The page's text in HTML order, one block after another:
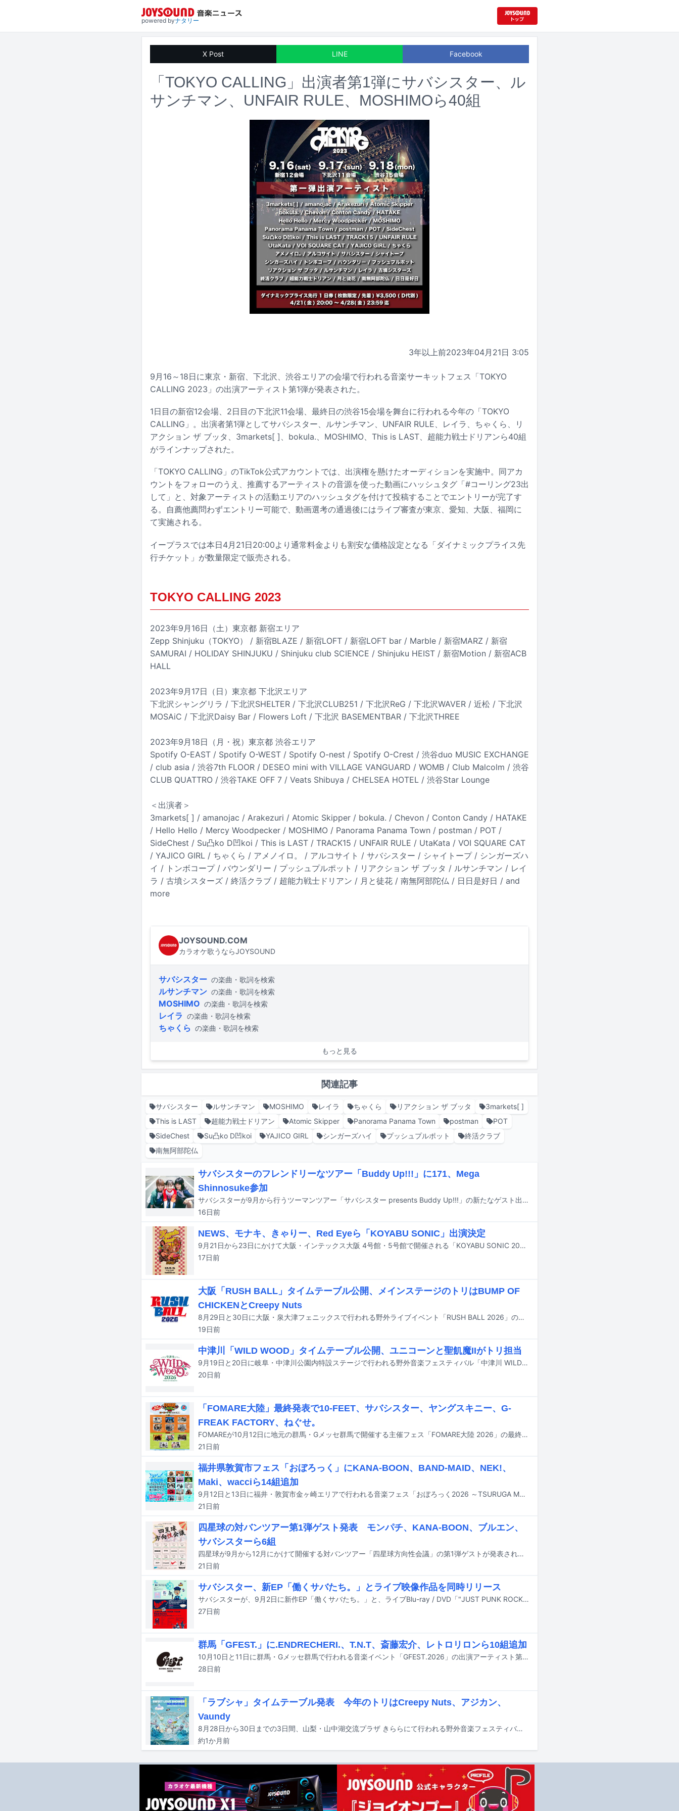
powered byナタリー
X Post LINE Facebook
「TOKYO CALLING」出演者第1弾にサバシスター、ル
サンチマン、UNFAIR RULE、MOSHIMOら40組
3年以上前2023年04月21日 3:05
9月16～18日に東京・新宿、下北沢、渋谷エリアの会場で行われる音楽サーキットフェス「TOKYO
CALLING 2023」の出演アーティスト第1弾が発表された。
1日目の新宿12会場、2日目の下北沢11会場、最終日の渋谷15会場を舞台に行われる今年の「TOKYO
CALLING」。出演者第1弾としてサバシスター、ルサンチマン、UNFAIR RULE、レイラ、ちゃくら、リ
アクション ザ ブッタ、3markets[ ]、bokula.、MOSHIMO、This is LAST、超能力戦士ドリアンら40組
がラインナップされた。
「TOKYO CALLING」のTikTok公式アカウント では、出演権を懸けたオーディションを実施中。同アカ
ウントをフォローのうえ、推薦するアーティストの音源を使った動画にハッシュタグ「#コーリング23出
して」と、対象アーティストの活動エリアのハッシュタグを付けて投稿することでエントリーが完了す
る。自薦他薦問わずエントリー可能で、動画選考の通過後にはライブ審査が東京、愛知、大阪、福岡に
て実施される。
イープラスでは本日4月21日20:00より通常料金よりも割安な価格設定となる「ダイナミックプライス先
行チケット」が数量限定で販売される。
TOKYO CALLING 2023
2023年9月16日（土）東京都 新宿エリア
Zepp Shinjuku（TOKYO） / 新宿BLAZE / 新宿LOFT / 新宿LOFT bar / Marble / 新宿MARZ / 新宿
SAMURAI / HOLIDAY SHINJUKU / Shinjuku club SCIENCE / Shinjuku HEIST / 新宿Motion / 新宿ACB
HALL
2023年9月17日（日）東京都 下北沢エリア
下北沢シャングリラ / 下北沢SHELTER / 下北沢CLUB251 / 下北沢ReG / 下北沢WAVER / 近松 / 下北沢
MOSAiC / 下北沢Daisy Bar / Flowers Loft / 下北沢 BASEMENTBAR / 下北沢THREE
2023年9月18日（月・祝）東京都 渋谷エリア
Spotify O-EAST / Spotify O-WEST / Spotify O-nest / Spotify O-Crest / 渋谷duo MUSIC EXCHANGE
/ club asia / 渋谷7th FLOOR / DESEO mini with VILLAGE VANGUARD / WOMB / Club Malcolm / 渋谷
CLUB QUATTRO / 渋谷TAKE OFF 7 / Veats Shibuya / CHELSEA HOTEL / 渋谷Star Lounge
＜出演者＞
3markets[ ] / amanojac / Arakezuri / Atomic Skipper / bokula. / Chevon / Conton Candy / HATAKE
/ Hello Hello / Mercy Woodpecker / MOSHIMO / Panorama Panama Town / postman / POT /
SideChest / Su凸ko D凹koi / This is LAST / TRACK15 / UNFAIR RULE / UtaKata / VOI SQUARE CAT
/ YAJICO GIRL / ちゃくら / アメノイロ。 / アルコサイト / サバシスター / シャイトープ / シンガーズハ
イ / トンボコープ / バウンダリー / プッシュプルポット / リアクション ザ ブッタ / ルサンチマン / レイ
ラ / 古墳シスターズ / 終活クラブ / 超能力戦士ドリアン / 月と徒花 / 南無阿部陀仏 / 日日是好日 / and
more
JOYSOUND.COM
カラオケ歌うならJOYSOUND
サバシスター の楽曲・歌詞を検索
ルサンチマン の楽曲・歌詞を検索
MOSHIMO の楽曲・歌詞を検索
レイラ の楽曲・歌詞を検索
ちゃくら の楽曲・歌詞を検索
もっと見る
関連記事
サバシスター ルサンチマン MOSHIMO レイラ ちゃくら リアクション ザ ブッタ
3markets[ ]
This is LAST
超能力戦士ドリアン Atomic Skipper Panorama Panama Town postman
POT
SideChest
Su凸ko D凹koi YAJICO GIRL シンガーズハイ プッシュプルポット
終活クラブ
南無阿部陀仏
サバシスターのフレンドリーなツアー「Buddy Up!!!」に171、Mega
Shinnosuke参加
サバシスターが9月から行うツーマンツアー「サバシスター presents Buddy Up!!!」の新たなゲスト出演者が発表された。
16日前
NEWS、モナキ、きゃりー、Red Eyeら「KOYABU SONIC」出演決定
9月21日から23日にかけて大阪・インテックス大阪 4号館・5号館で開催される「KOYABU SONIC 2026」の追加出演者が発表された。
17日前
大阪「RUSH BALL」タイムテーブル公開、メインステージのトリはBUMP OF
CHICKENとCreepy Nuts
8月29日と30日に大阪・泉大津フェニックスで行われる野外ライブイベント「RUSH BALL 2026」のタイムテーブルが公開された。
19日前
中津川「WILD WOOD」タイムテーブル公開、ユニコーンと聖飢魔IIがトリ担当
9月19日と20日に岐阜・中津川公園内特設ステージで行われる野外音楽フェスティバル「中津川 WILD WOOD 2026」のタイムテーブルが公開された。
20日前
「FOMARE大陸」最終発表で10-FEET、サバシスター、ヤングスキニー、G-
FREAK FACTORY、ねぐせ。
FOMAREが10月12日に地元の群馬・Gメッセ群馬で開催する主催フェス「FOMARE大陸 2026」の最終出演アーティストが発表された。
21日前
福井県敦賀市フェス「おぼろっく」にKANA-BOON、BAND-MAID、NEK!、
Maki、wacciら14組追加
9月12日と13日に福井・敦賀市金ヶ崎エリアで行われる音楽フェス「おぼろっく2026 ～TSURUGA MUSIC FESTIVAL～」の最終出演アーティストと日割りが発表された。
21日前
四星球の対バンツアー第1弾ゲスト発表 モンパチ、KANA-BOON、ブルエン、
サバシスターら6組
四星球が9月から12月にかけて開催する対バンツアー「四星球方向性会議」の第1弾ゲストが発表された。
21日前
サバシスター、新EP「働くサバたち。」とライブ映像作品を同時リリース
サバシスターが、9月2日に新作EP「働くサバたち。」と、ライブBlu-ray / DVD「"JUST PUNK ROCK TOUR" Final Series 2026.04.03 at Zepp DiverCity」を2作同時リリースすることを発表した。
27日前
群馬「GFEST.」に.ENDRECHERI.、T.N.T、斎藤宏介、レトロリロンら10組追加
10月10日と11日に群馬・Gメッセ群馬で行われる音楽イベント「GFEST.2026」の出演アーティスト第2弾が発表された。
28日前
「ラブシャ」タイムテーブル発表 今年のトリはCreepy Nuts、アジカン、
Vaundy
8月28日から30日までの3日間、山梨・山中湖交流プラザ きららにて行われる野外音楽フェスティバル「SPACE SHOWER SWEET LOVE SHOWER 2026」のタイムテーブルが発表された。
約1か月前